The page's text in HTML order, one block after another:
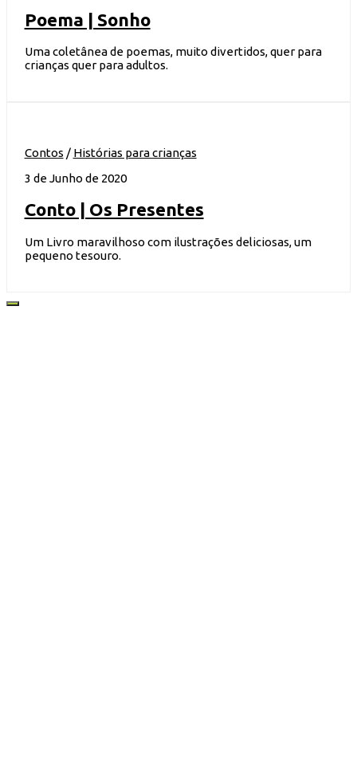
Poema | Sonho
Uma coletânea de poemas, muito divertidos, quer para
crianças quer para adultos.
Contos / Histórias para crianças
3 de Junho de 2020
Conto | Os Presentes
Um Livro maravilhoso com ilustrações deliciosas, um
pequeno tesouro.